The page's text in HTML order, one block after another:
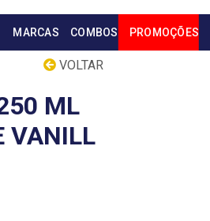
MARCAS COMBOS PROMOÇÕES
VOLTAR
ML
VANILL